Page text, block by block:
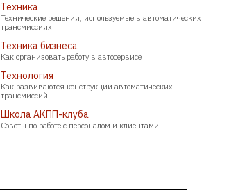
Техника
Технические решения, используемые в автоматических
трансмиссиях
Техника бизнеса
Как организовать работу в автосервисе
Технология
Как развиваются конструкции автоматических
трансмиссий
Школа АКПП-клуба
Советы по работе с персоналом и клиентами